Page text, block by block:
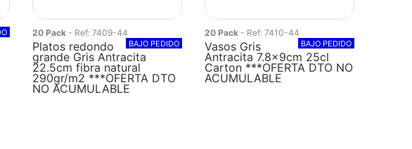
20 Pack - Ref: 7409-44
BAJO PEDIDO
Platos redondo
grande Gris Antracita
22.5cm fibra natural
290gr/m2 ***OFERTA DTO
NO ACUMULABLE
20 Pack - Ref: 7410-44
BAJO PEDIDO
Vasos Gris
Antracita 7.8x9cm 25cl
Carton ***OFERTA DTO NO
ACUMULABLE